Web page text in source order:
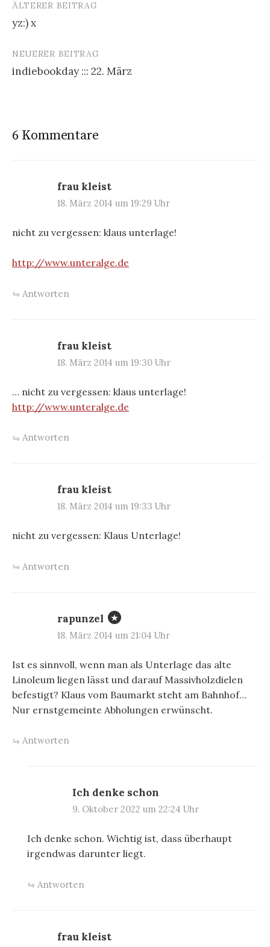
Beitrags-
Navigation
ÄLTERER BEITRAG
yz:) x
NEUERER BEITRAG
indiebookday ::: 22. März
6 Kommentare
frau kleist
18. März 2014 um 19:29 Uhr
nicht zu vergessen: klaus unterlage!
http://www.unteralge.de
Antworten
frau kleist
18. März 2014 um 19:30 Uhr
… nicht zu vergessen: klaus unterlage!
http://www.unteralge.de
Antworten
frau kleist
18. März 2014 um 19:33 Uhr
nicht zu vergessen: Klaus Unterlage!
Antworten
rapunzel
18. März 2014 um 21:04 Uhr
Ist es sinnvoll, wenn man als Unterlage das alte
Linoleum liegen lässt und darauf Massivholzdielen
befestigt? Klaus vom Baumarkt steht am Bahnhof…
Nur ernstgemeinte Abholungen erwünscht.
Antworten
Ich denke schon
9. Oktober 2022 um 22:24 Uhr
Ich denke schon. Wichtig ist, dass überhaupt
irgendwas darunter liegt.
Antworten
frau kleist